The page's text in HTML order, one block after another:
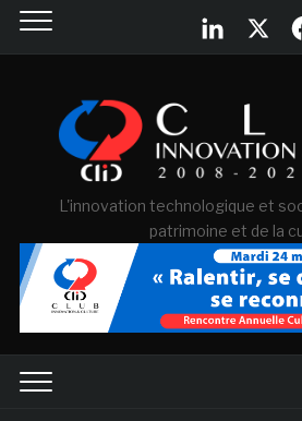
L'innovation technologique et
patrimoine et de la